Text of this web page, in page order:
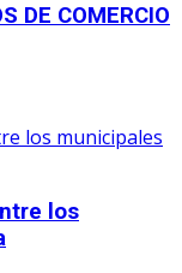
DE COMERCIO
los